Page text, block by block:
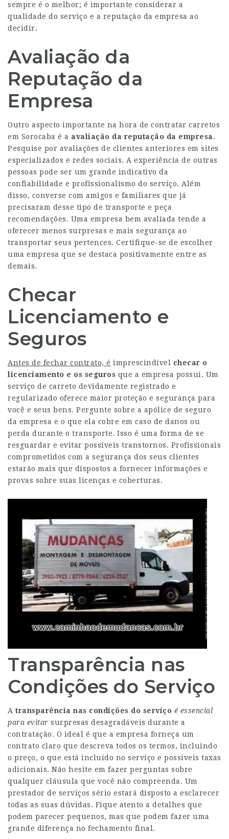
sempre é o melhor; é importante considerar a
qualidade do serviço e a reputação da empresa ao
decidir.
Avaliação da
Reputação da
Empresa
Outro aspecto importante na hora de contratar carretos
em Sorocaba é a avaliação da reputação da empresa.
Pesquise por avaliações de clientes anteriores em sites
especializados e redes sociais. A experiência de outras
pessoas pode ser um grande indicativo da
confiabilidade e profissionalismo do serviço. Além
disso, converse com amigos e familiares que já
precisaram desse tipo de transporte e peça
recomendações. Uma empresa bem avaliada tende a
oferecer menos surpresas e mais segurança ao
transportar seus pertences. Certifique-se de escolher
uma empresa que se destaca positivamente entre as
demais.
Checar
Licenciamento e
Seguros
Antes de fechar contrato, é imprescindível checar o
licenciamento e os seguros que a empresa possui. Um
serviço de carreto devidamente registrado e
regularizado oferece maior proteção e segurança para
você e seus bens. Pergunte sobre a apólice de seguro
da empresa e o que ela cobre em caso de danos ou
perda durante o transporte. Isso é uma forma de se
resguardar e evitar possíveis transtornos. Profissionais
comprometidos com a segurança dos seus clientes
estarão mais que dispostos a fornecer informações e
provas sobre suas licenças e coberturas.
Transparência nas
Condições do Serviço
A transparência nas condições do serviço é essencial
para evitar surpresas desagradáveis durante a
contratação. O ideal é que a empresa forneça um
contrato claro que descreva todos os termos, incluindo
o preço, o que está incluído no serviço e possíveis taxas
adicionais. Não hesite em fazer perguntas sobre
qualquer cláusula que você não compreenda. Um
prestador de serviços sério estará disposto a esclarecer
todas as suas dúvidas. Fique atento a detalhes que
podem parecer pequenos, mas que podem fazer uma
grande diferença no fechamento final.